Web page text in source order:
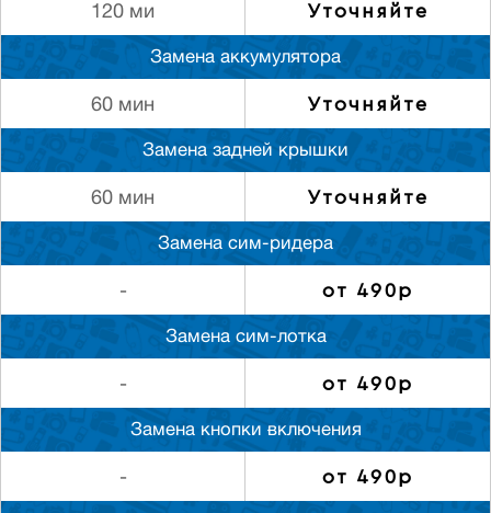
120 ми Уточняйте
Замена аккумулятора
60 мин Уточняйте
Замена задней крышки
60 мин Уточняйте
Замена сим-ридера
- от 490р
Замена сим-лотка
- от 490р
Замена кнопки включения
- от 490р